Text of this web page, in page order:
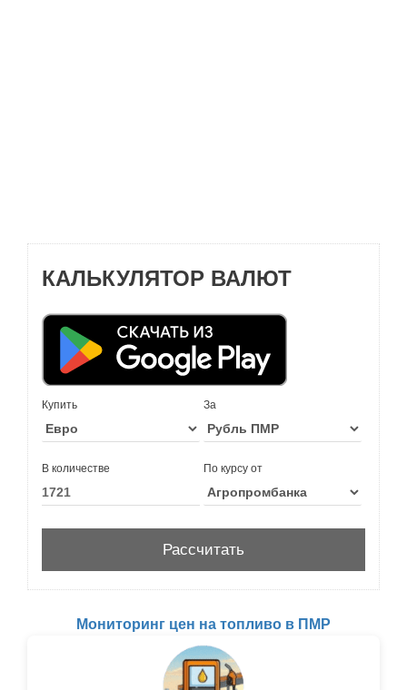
КАЛЬКУЛЯТОР ВАЛЮТ
Купить За
В количестве По курсу от
Мониторинг цен на топливо в ПМР